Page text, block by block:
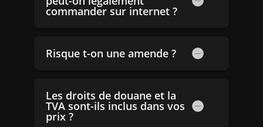
commander sur internet ?
Risque t-on une amende ?
Les droits de douane et la
TVA sont-ils inclus dans vos
prix ?